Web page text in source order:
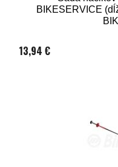
BIKESERVICE
13,94 €